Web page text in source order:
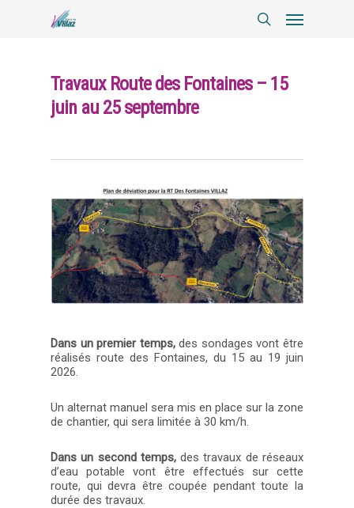
Travaux Route des Fontaines – 15
juin au 25 septembre
Dans un premier temps,des sondages vont être
réalisés route des Fontaines, du 15 au 19 juin
2026.
Un alternat manuel sera mis en place sur la zone
de chantier, qui sera limitée à 30 km/h.
Dans un second temps,des travaux de réseaux
d’eau potable vont être effectués sur cette
route, qui devra être coupée pendant toute la
durée des travaux.